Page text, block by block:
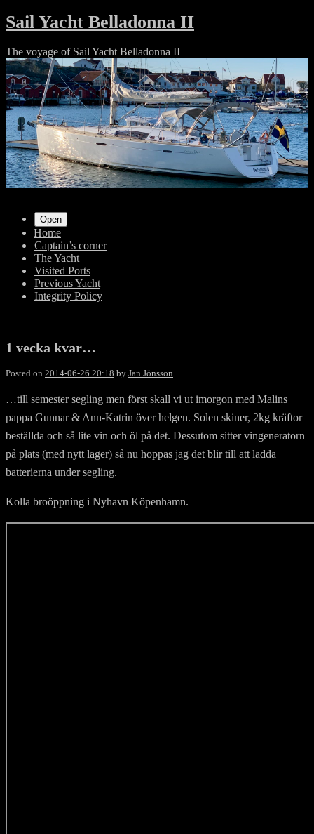
Skip
to
Sail Yacht Belladonna II
The voyage of Sail Yacht Belladonna II
Primary
Navigation
Open
Home
Captain’s corner
The Yacht
Visited Ports
Previous Yacht
Integrity Policy
1 vecka kvar…
Posted on 2014-06-26 20:18 by Jan Jönsson
…till semester segling men först skall vi ut imorgon med Malins
pappa Gunnar & Ann-Katrin över helgen. Solen skiner, 2kg kräftor
beställda och så lite vin och öl på det. Dessutom sitter vingeneratorn
på plats (med nytt lager) så nu hoppas jag det blir till att ladda
batterierna under segling.
Kolla broöppning i Nyhavn Köpenhamn.